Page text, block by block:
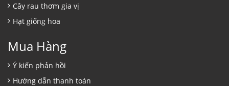
Cây rau thơm gia vị
Hạt giống hoa
Mua Hàng
Ý kiến phản hồi
Hướng dẫn thanh toán